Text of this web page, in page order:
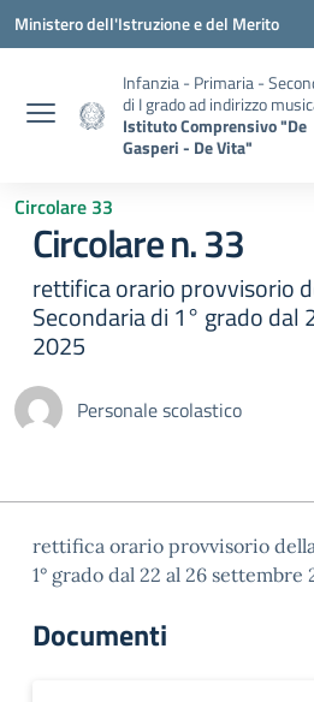
Vai ai contenuti
Vai al menu di navigazione
Vai al footer
Ministero dell'Istruzione e del Merito
Infanzia - Primaria -
di I grado ad indirizzo
Istituto Comprensivo "De
Gasperi - De Vita"
Circolare 33
Circolare n. 33
rettifica orario provvisorio
Secondaria di 1° grado dal
2025
Personale scolastico
rettifica orario provvisorio
1° grado dal 22 al 26 settembre
Documenti